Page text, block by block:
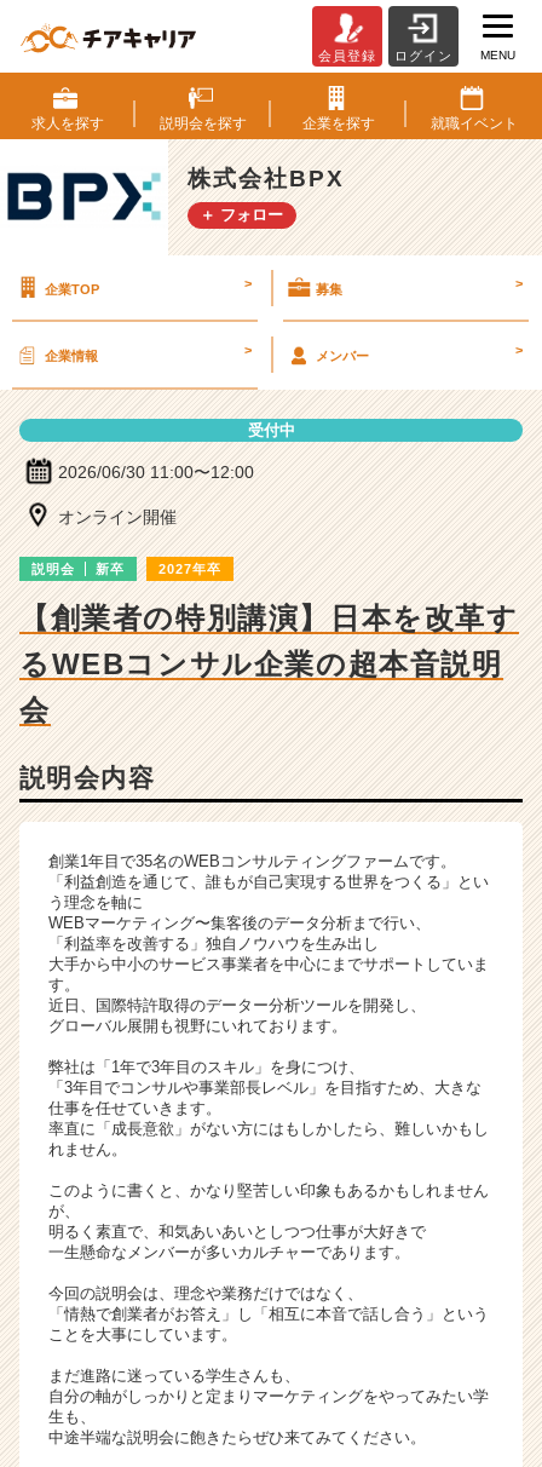
式
会
社
B
P
X
会
|
ベ
ン
チ
長
業
か
ら
が
届
く
就
サ
イ
チ
ア
ャ
リ
ア
h
e
r
C
a
r
e
会員登録 ログイン MENU
求人を探す 説明会を探す 企業を探す 就職イベント
株式会社BPX
＋ フォロー
企業TOP > 募集 >
企業情報 > メンバー >
受付中
2026/06/30 11:00〜12:00
オンライン開催
説明会 新卒 2027年卒
【創業者の特別講演】日本を改革す
るWEBコンサル企業の超本音説明
会
説明会内容
創業1年目で35名のWEBコンサルティングファームです。
「利益創造を通じて、誰もが自己実現する世界をつくる」とい
う理念を軸に
WEBマーケティング〜集客後のデータ分析まで行い、
「利益率を改善する」独自ノウハウを生み出し
大手から中小のサービス事業者を中心にまでサポートしていま
す。
近日、国際特許取得のデーター分析ツールを開発し、
グローバル展開も視野にいれております。
弊社は「1年で3年目のスキル」を身につけ、
「3年目でコンサルや事業部長レベル」を目指すため、大きな
仕事を任せていきます。
率直に「成長意欲」がない方にはもしかしたら、難しいかもし
れません。
このように書くと、かなり堅苦しい印象もあるかもしれません
が、
明るく素直で、和気あいあいとしつつ仕事が大好きで
一生懸命なメンバーが多いカルチャーであります。
今回の説明会は、理念や業務だけではなく、
「情熱で創業者がお答え」し「相互に本音で話し合う」という
ことを大事にしています。
まだ進路に迷っている学生さんも、
自分の軸がしっかりと定まりマーケティングをやってみたい学
生も、
中途半端な説明会に飽きたらぜひ来てみてください。